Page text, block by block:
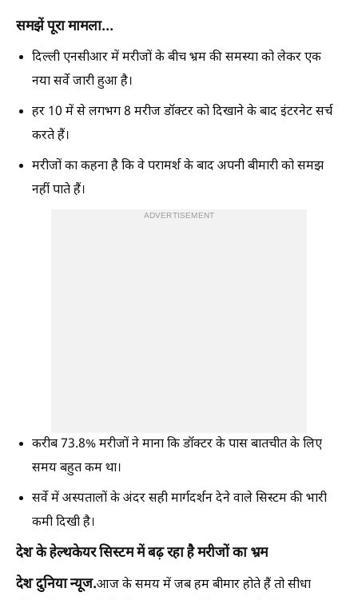
समझें पूरा मामला...
दिल्ली एनसीआर में मरीजों के बीच भ्रम की समस्या को लेकर एक
नया सर्वे जारी हुआ है।
हर 10 में से लगभग 8 मरीज डॉक्टर को दिखाने के बाद इंटरनेट सर्च
करते हैं।
मरीजों का कहना है कि वे परामर्श के बाद अपनी बीमारी को समझ
नहीं पाते हैं।
ADVERTISEMENT
करीब 73.8% मरीजों ने माना कि डॉक्टर के पास बातचीत के लिए
समय बहुत कम था।
सर्वे में अस्पतालों के अंदर सही मार्गदर्शन देने वाले सिस्टम की भारी
कमी दिखी है।
देश के हेल्थकेयर सिस्टम में बढ़ रहा है मरीजों का भ्रम
देश दुनिया न्यूज.आज के समय में जब हम बीमार होते हैं तो सीधा